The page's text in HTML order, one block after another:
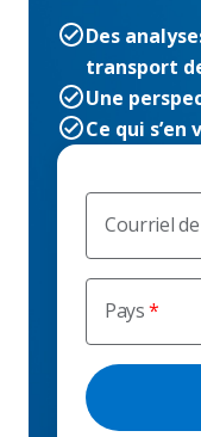
Courriel
Pays
Des
transport
Une
Ce qui